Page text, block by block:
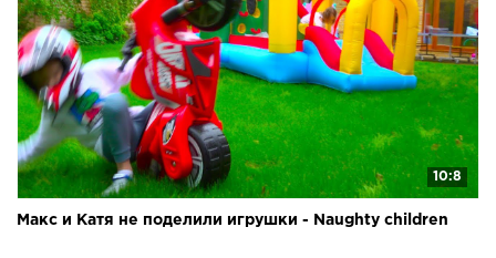
10:8
Макс и Катя не поделили игрушки - Naughty children